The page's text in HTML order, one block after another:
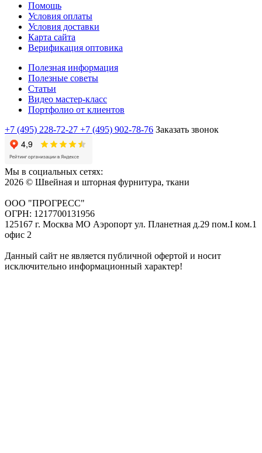
Помощь
Условия оплаты
Условия доставки
Карта сайта
Верификация оптовика
Полезная информация
Полезные советы
Статьи
Видео мастер-класс
Портфолио от клиентов
+7 (495) 228-72-27 +7 (495) 902-78-76 Заказать звонок
Мы в социальных сетях:
2026 © Швейная и шторная фурнитура, ткани
ООО "ПРОГРЕСС"
ОГРН: 1217700131956
125167 г. Москва МО Аэропорт ул. Планетная д.29 пом.I ком.1
офис 2
Данный сайт не является публичной офертой и носит
исключительно информационный характер!